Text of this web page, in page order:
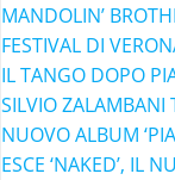
MANDOLIN’
FESTIVAL DI
IL TANGO DOPO
SILVIO ZALAMBANI
NUOVO ALBUM
ESCE ‘NAKED’, IL